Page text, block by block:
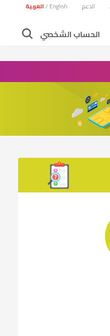
English
/العربية الدعم
الحساب الشخصي